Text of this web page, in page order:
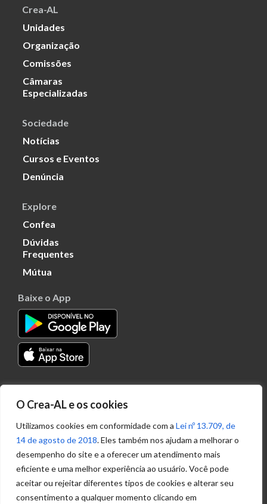
O Crea-AL e os cookies
Utilizamos cookies em conformidade com a Lei nº 13.709, de
14 de agosto de 2018. Eles também nos ajudam a melhorar o
desempenho do site e a oferecer um atendimento mais
eficiente e uma melhor experiência ao usuário. Você pode
aceitar ou rejeitar diferentes tipos de cookies e alterar seu
consentimento a qualquer momento clicando em
Crea-AL
Unidades
Organização
Comissões
Câmaras
Especializadas
Sociedade
Notícias
Cursos e Eventos
Denúncia
Explore
Confea
Dúvidas
Frequentes
Mútua
Baixe o App
Transparência
Portal
Acesso à
Informação
Política de
Privacidade de